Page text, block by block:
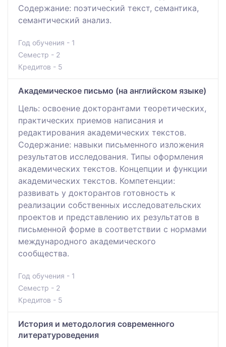
Содержание: поэтический текст, семантика,
семантический анализ.
Год обучения - 1
Семестр - 2
Кредитов - 5
Академическое письмо (на английском языке)
Цель: освоение докторантами теоретических,
практических приемов написания и
редактирования академических текстов.
Содержание: навыки письменного изложения
результатов исследования. Типы оформления
академических текстов. Концепции и функции
академических текстов. Компетенции:
развивать у докторантов готовность к
реализации собственных исследовательских
проектов и представлению их результатов в
письменной форме в соответствии с нормами
международного академического
сообщества.
Год обучения - 1
Семестр - 2
Кредитов - 5
История и методология современного
литературоведения